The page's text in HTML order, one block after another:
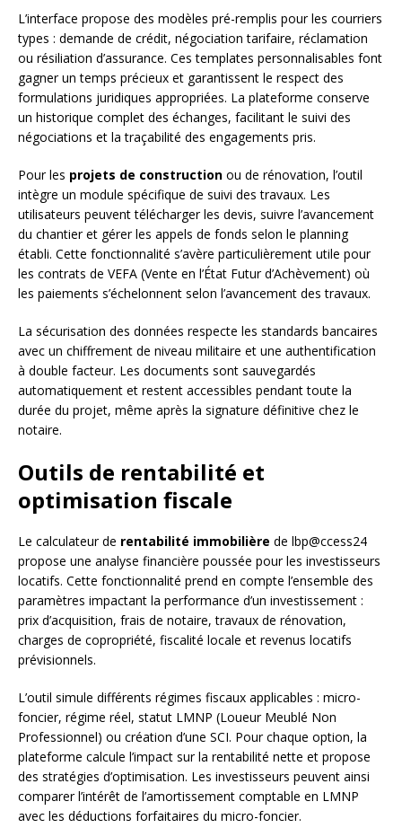
L’interface propose des modèles pré-remplis pour les courriers
types : demande de crédit, négociation tarifaire, réclamation
ou résiliation d’assurance. Ces templates personnalisables font
gagner un temps précieux et garantissent le respect des
formulations juridiques appropriées. La plateforme conserve
un historique complet des échanges, facilitant le suivi des
négociations et la traçabilité des engagements pris.
Pour les projets de construction ou de rénovation, l’outil
intègre un module spécifique de suivi des travaux. Les
utilisateurs peuvent télécharger les devis, suivre l’avancement
du chantier et gérer les appels de fonds selon le planning
établi. Cette fonctionnalité s’avère particulièrement utile pour
les contrats de VEFA (Vente en l’État Futur d’Achèvement) où
les paiements s’échelonnent selon l’avancement des travaux.
La sécurisation des données respecte les standards bancaires
avec un chiffrement de niveau militaire et une authentification
à double facteur. Les documents sont sauvegardés
automatiquement et restent accessibles pendant toute la
durée du projet, même après la signature définitive chez le
notaire.
Outils de rentabilité et
optimisation fiscale
Le calculateur de rentabilité immobilière de lbp@ccess24
propose une analyse financière poussée pour les investisseurs
locatifs. Cette fonctionnalité prend en compte l’ensemble des
paramètres impactant la performance d’un investissement :
prix d’acquisition, frais de notaire, travaux de rénovation,
charges de copropriété, fiscalité locale et revenus locatifs
prévisionnels.
L’outil simule différents régimes fiscaux applicables : micro-
foncier, régime réel, statut LMNP (Loueur Meublé Non
Professionnel) ou création d’une SCI. Pour chaque option, la
plateforme calcule l’impact sur la rentabilité nette et propose
des stratégies d’optimisation. Les investisseurs peuvent ainsi
comparer l’intérêt de l’amortissement comptable en LMNP
avec les déductions forfaitaires du micro-foncier.